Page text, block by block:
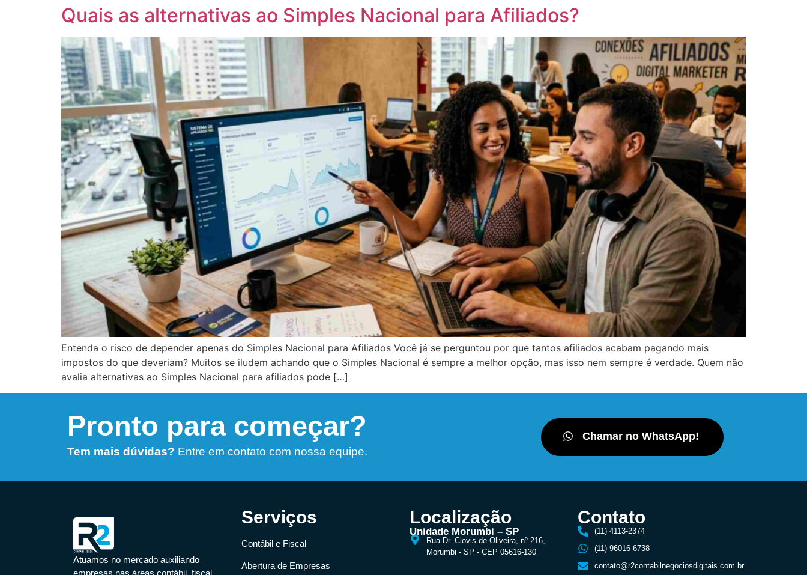
Quais as alternativas ao Simples Nacional para Afiliados?
Entenda o risco de depender apenas do Simples Nacional para Afiliados Você já se perguntou por que tantos afiliados acabam pagando mais
impostos do que deveriam? Muitos se iludem achando que o Simples Nacional é sempre a melhor opção, mas isso nem sempre é verdade. Quem não
avalia alternativas ao Simples Nacional para afiliados pode […]
Pronto para começar?
Tem mais dúvidas? Entre em contato com nossa equipe.
Chamar no WhatsApp!
Atuamos no mercado auxiliando
Serviços
Contábil e Fiscal
Abertura de Empresas
Localização
Unidade Morumbi – SP
Rua Dr. Clovis de Oliveira, nº 216,
Morumbi - SP - CEP 05616-130
Contato
(11) 4113-2374
(11) 96016-6738
contato@r2contabilnegociosdigitais.com.br